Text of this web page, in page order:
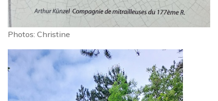
Photos: Christine